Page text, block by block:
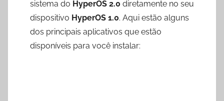
sistema do HyperOS 2.0 diretamente no seu
dispositivo HyperOS 1.0. Aqui estão alguns
dos principais aplicativos que estão
disponíveis para você instalar: